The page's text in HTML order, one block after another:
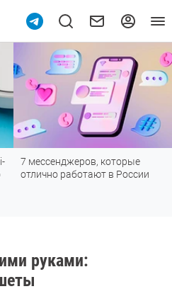
которые
в России
Подпишись на
мессенджере
руками: